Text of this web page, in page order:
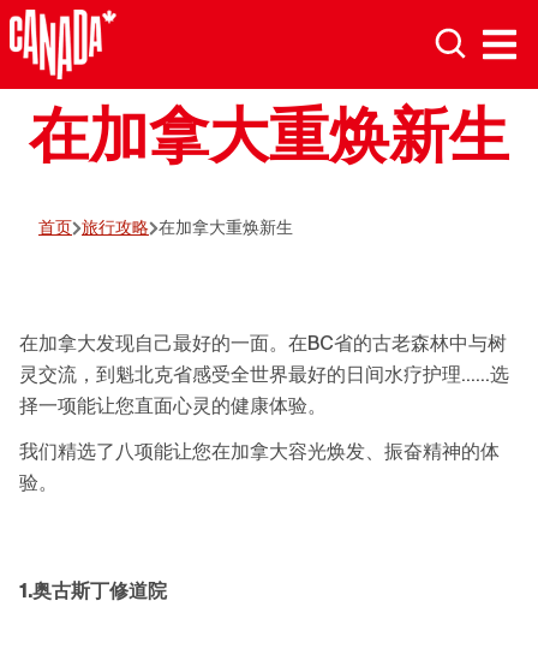
在加拿大重焕新生
首页 旅行攻略 在加拿大重焕新生
在加拿大发现自己最好的一面。在BC省的古老森林中与树
灵交流，到魁北克省感受全世界最好的日间水疗护理……选
择一项能让您直面心灵的健康体验。
我们精选了八项能让您在加拿大容光焕发、振奋精神的体
验。
1.奥古斯丁修道院